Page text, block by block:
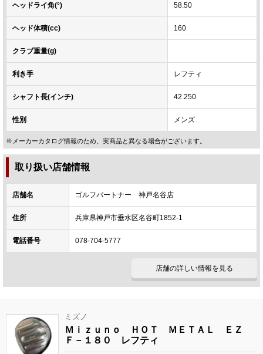
ヘッドライ角(°) 58.50
ヘッド体積(cc) 160
クラブ重量(g)
利き手 レフティ
シャフト長(インチ) 42.250
性別 メンズ
※メーカーカタログ情報のため、実商品と異なる場合がございます。
取り扱い店舗情報
店舗名 ゴルフパートナー 神戸名谷店
住所 兵庫県神戸市垂水区名谷町1852-1
電話番号 078-704-5777
店舗の詳しい情報を見る
ミズノ
Ｍｉｚｕｎｏ ＨＯＴ ＭＥＴＡＬ ＥＺ
Ｆ－１８０ レフティ